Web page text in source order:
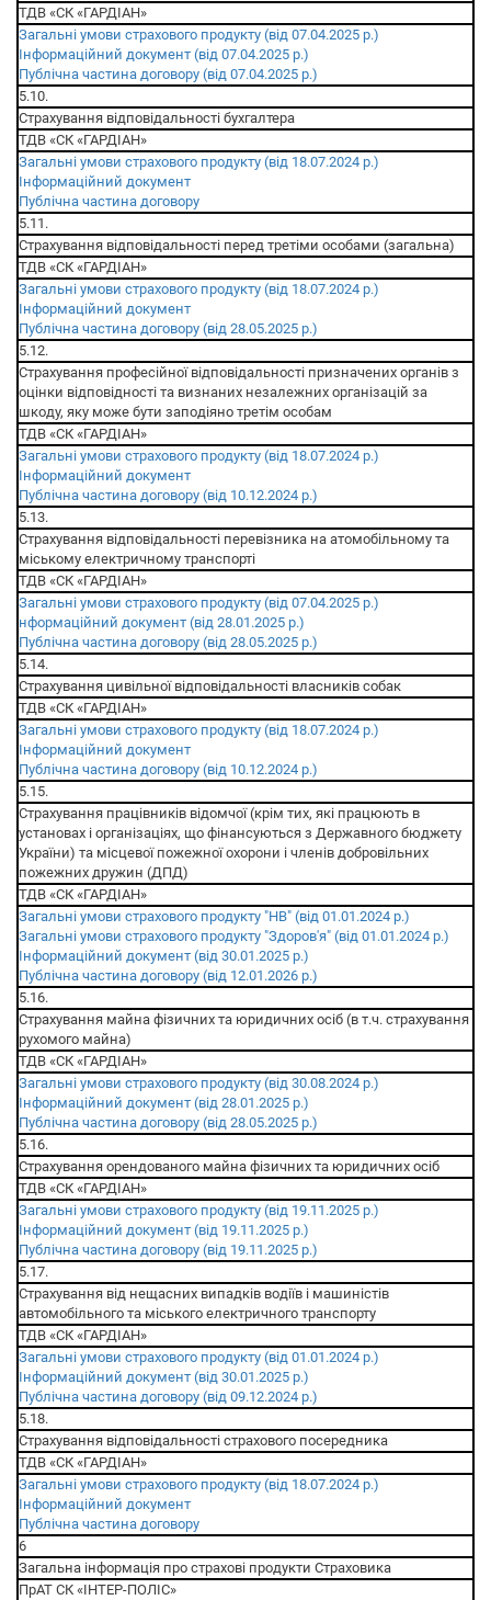
ТДВ «СК «ГАРДІАН»
Загальні умови страхового продукту (від 07.04.2025 р.)
Інформаційний документ (від 07.04.2025 р.)
Публічна частина договору (від 07.04.2025 р.)
5.10.
Страхування відповідальності бухгалтера
ТДВ «СК «ГАРДІАН»
Загальні умови страхового продукту (від 18.07.2024 р.)
Інформаційний документ
Публічна частина договору
5.11.
Страхування відповідальності перед третіми особами (загальна)
ТДВ «СК «ГАРДІАН»
Загальні умови страхового продукту (від 18.07.2024 р.)
Інформаційний документ
Публічна частина договору (від 28.05.2025 р.)
5.12.
Страхування професійної відповідальності призначених органів з
оцінки відповідності та визнаних незалежних організацій за
шкоду, яку може бути заподіяно третім особам
ТДВ «СК «ГАРДІАН»
Загальні умови страхового продукту (від 18.07.2024 р.)
Інформаційний документ
Публічна частина договору (від 10.12.2024 р.)
5.13.
Страхування відповідальності перевізника на атомобільному та
міському електричному транспорті
ТДВ «СК «ГАРДІАН»
Загальні умови страхового продукту (від 07.04.2025 р.)
нформаційний документ (від 28.01.2025 р.)
Публічна частина договору (від 28.05.2025 р.)
5.14.
Страхування цивільної відповідальності власників собак
ТДВ «СК «ГАРДІАН»
Загальні умови страхового продукту (від 18.07.2024 р.)
Інформаційний документ
Публічна частина договору (від 10.12.2024 р.)
5.15.
Страхування працівників відомчої (крім тих, які працюють в
установах і організаціях, що фінансуються з Державного бюджету
України) та місцевої пожежної охорони і членів добровільних
пожежних дружин (ДПД)
ТДВ «СК «ГАРДІАН»
Загальні умови страхового продукту "НВ" (від 01.01.2024 р.)
Загальні умови страхового продукту "Здоров'я" (від 01.01.2024 р.)
Інформаційний документ (від 30.01.2025 р.)
Публічна частина договору (від 12.01.2026 р.)
5.16.
Страхування майна фізичних та юридичних осіб (в т.ч. страхування
рухомого майна)
ТДВ «СК «ГАРДІАН»
Загальні умови страхового продукту (від 30.08.2024 р.)
Інформаційний документ (від 28.01.2025 р.)
Публічна частина договору (від 28.05.2025 р.)
5.16.
Страхування орендованого майна фізичних та юридичних осіб
ТДВ «СК «ГАРДІАН»
Загальні умови страхового продукту (від 19.11.2025 р.)
Інформаційний документ (від 19.11.2025 р.)
Публічна частина договору (від 19.11.2025 р.)
5.17.
Страхування від нещасних випадків водіїв і машиністів
автомобільного та міського електричного транспорту
ТДВ «СК «ГАРДІАН»
Загальні умови страхового продукту (від 01.01.2024 р.)
Інформаційний документ (від 30.01.2025 р.)
Публічна частина договору (від 09.12.2024 р.)
5.18.
Страхування відповідальності страхового посередника
ТДВ «СК «ГАРДІАН»
Загальні умови страхового продукту (від 18.07.2024 р.)
Інформаційний документ
Публічна частина договору
6
Загальна інформація про страхові продукти Страховика
ПрАТ СК «ІНТЕР-ПОЛІС»